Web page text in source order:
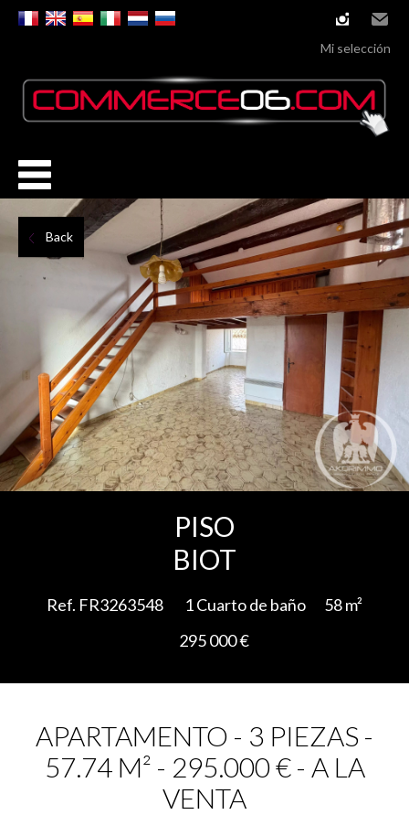
instagram
Email
Mi selección
Back
PISO
BIOT
Ref. FR3263548 1 Cuarto de baño
58 m²
295 000 €
APARTAMENTO - 3 PIEZAS -
57.74 M² - 295.000 € - A LA
VENTA